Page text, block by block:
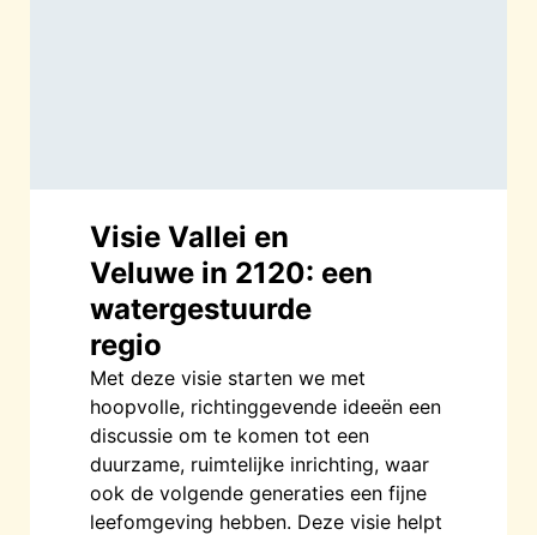
Visie Vallei en
Veluwe in 2120: een
watergestuurde
regio
Met deze visie starten we met
hoopvolle, richtinggevende ideeën een
discussie om te komen tot een
duurzame, ruimtelijke inrichting, waar
ook de volgende generaties een fijne
leefomgeving hebben. Deze visie helpt